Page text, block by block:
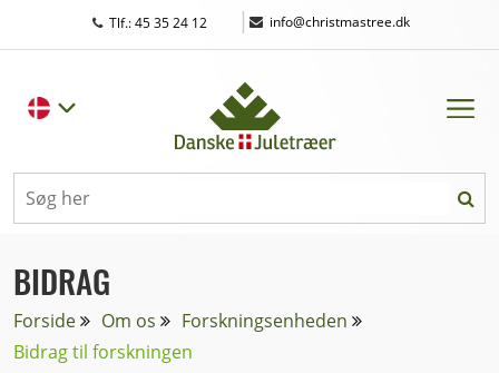
Tlf.: 45 35 24 12 | info@christmastree.dk
BIDRAG
Forside Om os
Forskningsenheden
Bidrag til forskningen